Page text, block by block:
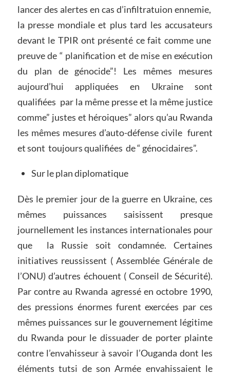
lancer des alertes en cas d’infiltratuion ennemie,
la presse mondiale et plus tard les accusateurs
devant le TPIR ont présenté ce fait comme une
preuve de “ planification et de mise en exécution
du plan de génocide”! Les mêmes mesures
aujourd’hui appliquées en Ukraine sont
qualifiées par la même presse et la même justice
comme” justes et héroiques” alors qu’au Rwanda
les mêmes mesures d’auto-défense civile furent
et sont toujours qualifiées de “ génocidaires”.
Sur le plan diplomatique
Dès le premier jour de la guerre en Ukraine, ces
mêmes puissances saisissent presque
journellement les instances internationales pour
que la Russie soit condamnée. Certaines
initiatives reussissent ( Assemblée Générale de
l’ONU) d’autres échouent ( Conseil de Sécurité).
Par contre au Rwanda agressé en octobre 1990,
des pressions énormes furent exercées par ces
mêmes puissances sur le gouvernement légitime
du Rwanda pour le dissuader de porter plainte
contre l’envahisseur à savoir l’Ouganda dont les
éléments tutsi de son Armée envahissaient le